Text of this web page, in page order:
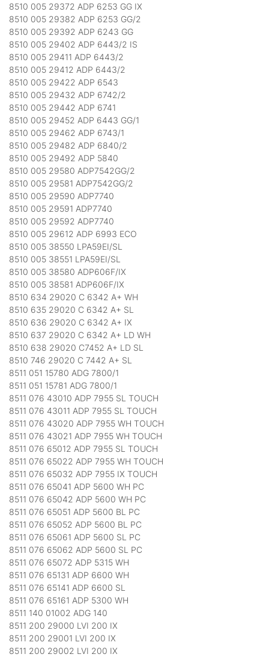
8510 005 29372 ADP 6253 GG IX
8510 005 29382 ADP 6253 GG/2
8510 005 29392 ADP 6243 GG
8510 005 29402 ADP 6443/2 IS
8510 005 29411 ADP 6443/2
8510 005 29412 ADP 6443/2
8510 005 29422 ADP 6543
8510 005 29432 ADP 6742/2
8510 005 29442 ADP 6741
8510 005 29452 ADP 6443 GG/1
8510 005 29462 ADP 6743/1
8510 005 29482 ADP 6840/2
8510 005 29492 ADP 5840
8510 005 29580 ADP7542GG/2
8510 005 29581 ADP7542GG/2
8510 005 29590 ADP7740
8510 005 29591 ADP7740
8510 005 29592 ADP7740
8510 005 29612 ADP 6993 ECO
8510 005 38550 LPA59EI/SL
8510 005 38551 LPA59EI/SL
8510 005 38580 ADP606F/IX
8510 005 38581 ADP606F/IX
8510 634 29020 C 6342 A+ WH
8510 635 29020 C 6342 A+ SL
8510 636 29020 C 6342 A+ IX
8510 637 29020 C 6342 A+ LD WH
8510 638 29020 C7452 A+ LD SL
8510 746 29020 C 7442 A+ SL
8511 051 15780 ADG 7800/1
8511 051 15781 ADG 7800/1
8511 076 43010 ADP 7955 SL TOUCH
8511 076 43011 ADP 7955 SL TOUCH
8511 076 43020 ADP 7955 WH TOUCH
8511 076 43021 ADP 7955 WH TOUCH
8511 076 65012 ADP 7955 SL TOUCH
8511 076 65022 ADP 7955 WH TOUCH
8511 076 65032 ADP 7955 IX TOUCH
8511 076 65041 ADP 5600 WH PC
8511 076 65042 ADP 5600 WH PC
8511 076 65051 ADP 5600 BL PC
8511 076 65052 ADP 5600 BL PC
8511 076 65061 ADP 5600 SL PC
8511 076 65062 ADP 5600 SL PC
8511 076 65072 ADP 5315 WH
8511 076 65131 ADP 6600 WH
8511 076 65141 ADP 6600 SL
8511 076 65161 ADP 5300 WH
8511 140 01002 ADG 140
8511 200 29000 LVI 200 IX
8511 200 29001 LVI 200 IX
8511 200 29002 LVI 200 IX